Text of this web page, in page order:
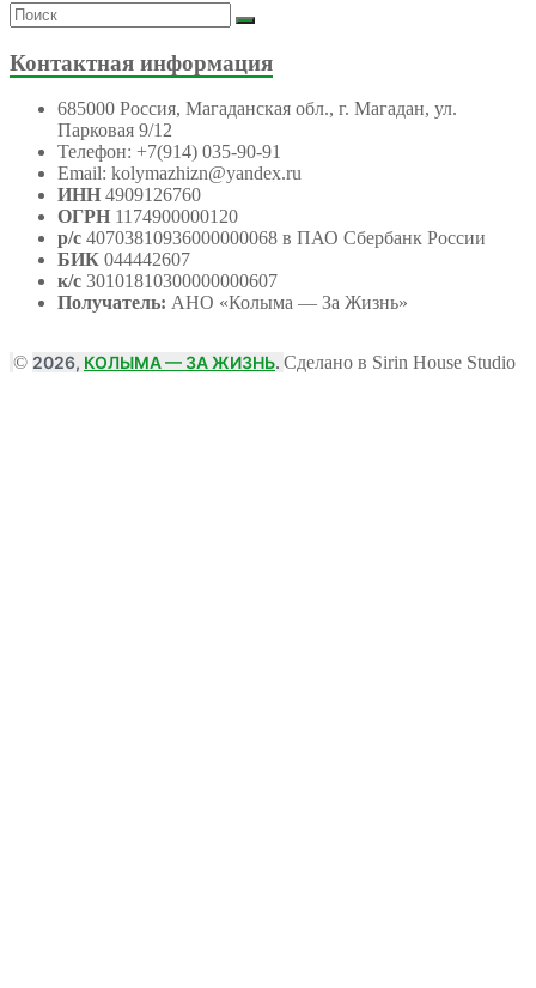
Контактная информация
685000 Россия, Магаданская обл., г. Магадан, ул.
Парковая 9/12
Телефон: +7(914) 035-90-91
Email: kolymazhizn@yandex.ru
ИНН 4909126760
ОГРН 1174900000120
р/с 40703810936000000068 в ПАО Сбербанк России
БИК 044442607
к/с 30101810300000000607
Получатель: АНО «Колыма — За Жизнь»
© 2026, КОЛЫМА — ЗА ЖИЗНЬ. Сделано в Sirin House Studio